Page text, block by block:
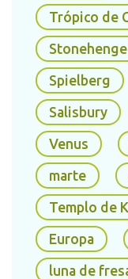
México.La Luna
a una distancia
kilómetros de
del 24 de junio,
porMartey
que es otra
plenoverano
Trópico de
Stonehenge
Spielberg
Salisbury
Venus
marte
Templo de
Europa
luna de